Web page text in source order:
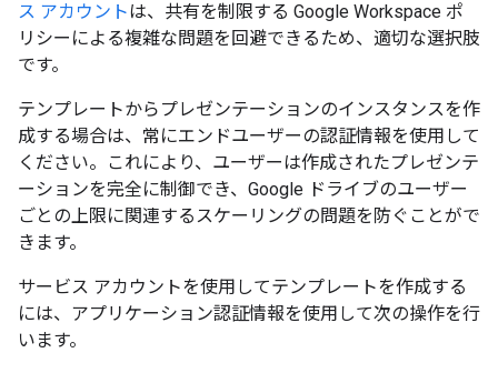
ス アカウントは、共有を制限する Google Workspace ポ
リシーによる複雑な問題を回避できるため、適切な選択肢
です。
テンプレートからプレゼンテーションのインスタンスを作
成する場合は、常にエンドユーザーの認証情報を使用して
ください。これにより、ユーザーは作成されたプレゼンテ
ーションを完全に制御でき、Google ドライブのユーザー
ごとの上限に関連するスケーリングの問題を防ぐことがで
きます。
サービス アカウントを使用してテンプレートを作成する
には、アプリケーション認証情報を使用して次の操作を行
います。